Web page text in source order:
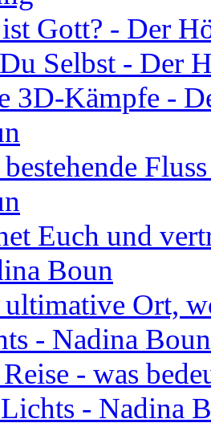
Gott? - Der
Selbst - Der
3D-Kämpfe -
Euch und
Boun
Ort,
- Nadina Boun
- was
- Nadina